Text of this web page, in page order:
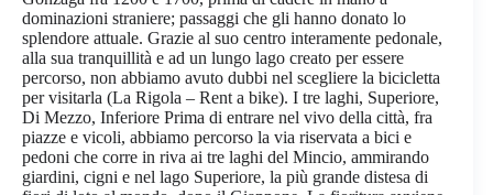
dominazioni straniere; passaggi che gli hanno donato lo
splendore attuale. Grazie al suo centro interamente pedonale,
alla sua tranquillità e ad un lungo lago creato per essere
percorso, non abbiamo avuto dubbi nel scegliere la bicicletta
per visitarla (La Rigola – Rent a bike). I tre laghi, Superiore,
Di Mezzo, Inferiore Prima di entrare nel vivo della città, fra
piazze e vicoli, abbiamo percorso la via riservata a bici e
pedoni che corre in riva ai tre laghi del Mincio, ammirando
giardini, cigni e nel lago Superiore, la più grande distesa di